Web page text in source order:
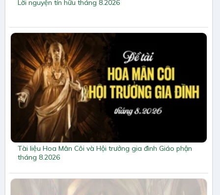
Lời nguyện tín hữu tháng 8.2026
Tài liệu Hoa Mân Côi và Hội trưởng gia đình Giáo phận
tháng 8.2026